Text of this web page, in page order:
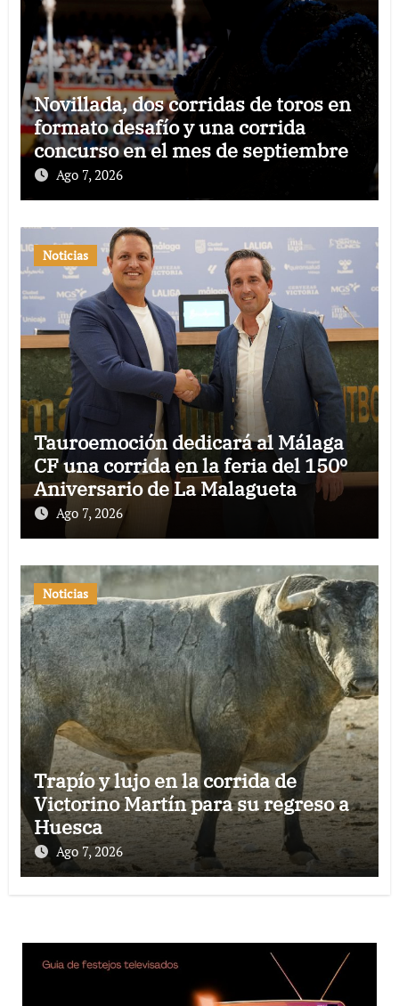
Novillada, dos corridas de toros en
formato desafío y una corrida
concurso en el mes de septiembre
Ago 7, 2026
Noticias
Tauroemoción dedicará al Málaga
CF una corrida en la feria del 150º
Aniversario de La Malagueta
Ago 7, 2026
Noticias
Trapío y lujo en la corrida de
Victorino Martín para su regreso a
Huesca
Ago 7, 2026